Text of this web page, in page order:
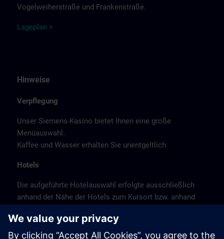
Vogelweiherstraße und Frankenstraße.
Lagep lan >
Hinweise
Verpflegung
Unser Siemens-Kasino bietet Ihnen eine große
Menüauswahl.
Kaffee und Wasser erhalten Sie unentgeltlich.
Hotels
Die aufgeführte Hotelauswahl erfolgte ausschließlich
anhand der Nähe der Hotels zum Kursort bzw. anhand
Veranstaltungsort.
Es handelt sich hierbei nicht um Siemens-